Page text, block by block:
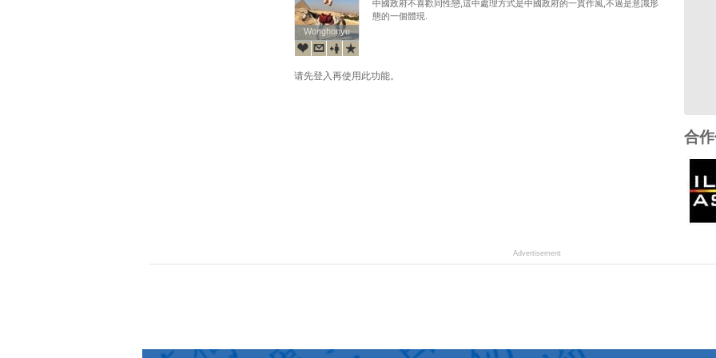
Wonghonyu
Wonghonyu
中國政府不喜歡同性戀,這中處理方式是中國政府的一貫作風,不過是意識形
態的一個體現.
请先登入再使用此功能。
合
Advertisement